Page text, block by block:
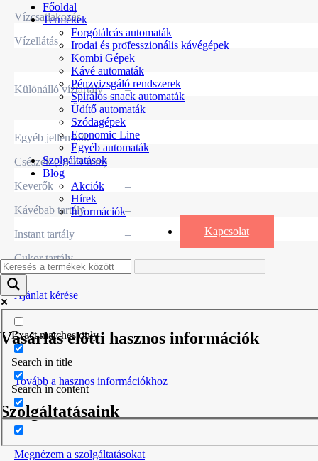
Főoldal
Termékek
Forgótálcás automaták
Irodai és professzionális kávégépek
Kombi Gépek
Kávé automaták
Pénzvizsgáló rendszerek
Spirálos snack automaták
Üdítő automaták
Szódagépek
Economic Line
Egyéb automaták
Szolgáltatások
Blog
Akciók
Hírek
Információk
Kapcsolat
Exact matches only
Search in title
Search in content
Vízcsatlakozás
–
Vízellátás
–
Különálló víztartály –
Egyéb jellemzők
Csészék (70-71 mm)
–
Keverők
–
Kávébab tartály
–
Instant tartály
–
Cukor tartály
–
Ajánlat kérése
Vásárlás elötti hasznos információk
Tovább a hasznos információkhoz
Szolgáltatásaink
Megnézem a szolgáltatásokat